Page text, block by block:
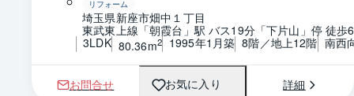
リフォーム
埼玉県新座市畑中１丁目
東武東上線「朝霞台」駅 バス19分「下片山」停 徒歩
3LDK 80.36m2 1995年1月築 8階／地上12階 南西
お問合せ お気に入り 詳細
1 / 0 間取り